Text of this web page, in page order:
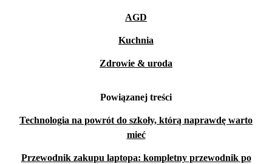
AGD
Kuchnia
Zdrowie & uroda
Powiązanej treści
Technologia na powrót do szkoły, którą naprawdę warto
mieć
Przewodnik zakupu laptopa: kompletny przewodnik po